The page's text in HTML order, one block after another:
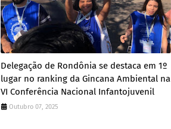
Delegação de Rondônia se destaca em 1º
lugar no ranking da Gincana Ambiental na
VI Conferência Nacional Infantojuvenil
Outubro 07, 2025